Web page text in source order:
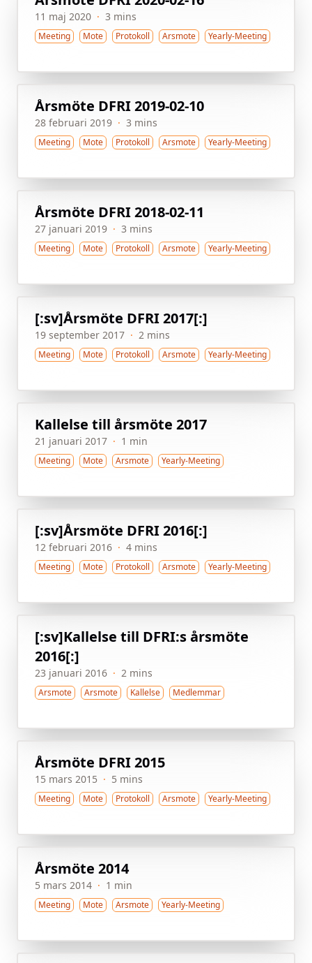
11 maj 2020 · 3 mins
Meeting Mote Protokoll Arsmote Yearly-Meeting
Årsmöte DFRI 2019-02-10
28 februari 2019 · 3 mins
Meeting Mote Protokoll Arsmote Yearly-Meeting
Årsmöte DFRI 2018-02-11
27 januari 2019 · 3 mins
Meeting Mote Protokoll Arsmote Yearly-Meeting
[:sv]Årsmöte DFRI 2017[:]
19 september 2017 · 2 mins
Meeting Mote Protokoll Arsmote Yearly-Meeting
Kallelse till årsmöte 2017
21 januari 2017 · 1 min
Meeting Mote Arsmote Yearly-Meeting
[:sv]Årsmöte DFRI 2016[:]
12 februari 2016 · 4 mins
Meeting Mote Protokoll Arsmote Yearly-Meeting
[:sv]Kallelse till DFRI:s årsmöte
2016[:]
23 januari 2016 · 2 mins
Arsmote Arsmote Kallelse Medlemmar
Årsmöte DFRI 2015
15 mars 2015 · 5 mins
Meeting Mote Protokoll Arsmote Yearly-Meeting
Årsmöte 2014
5 mars 2014 · 1 min
Meeting Mote Arsmote Yearly-Meeting